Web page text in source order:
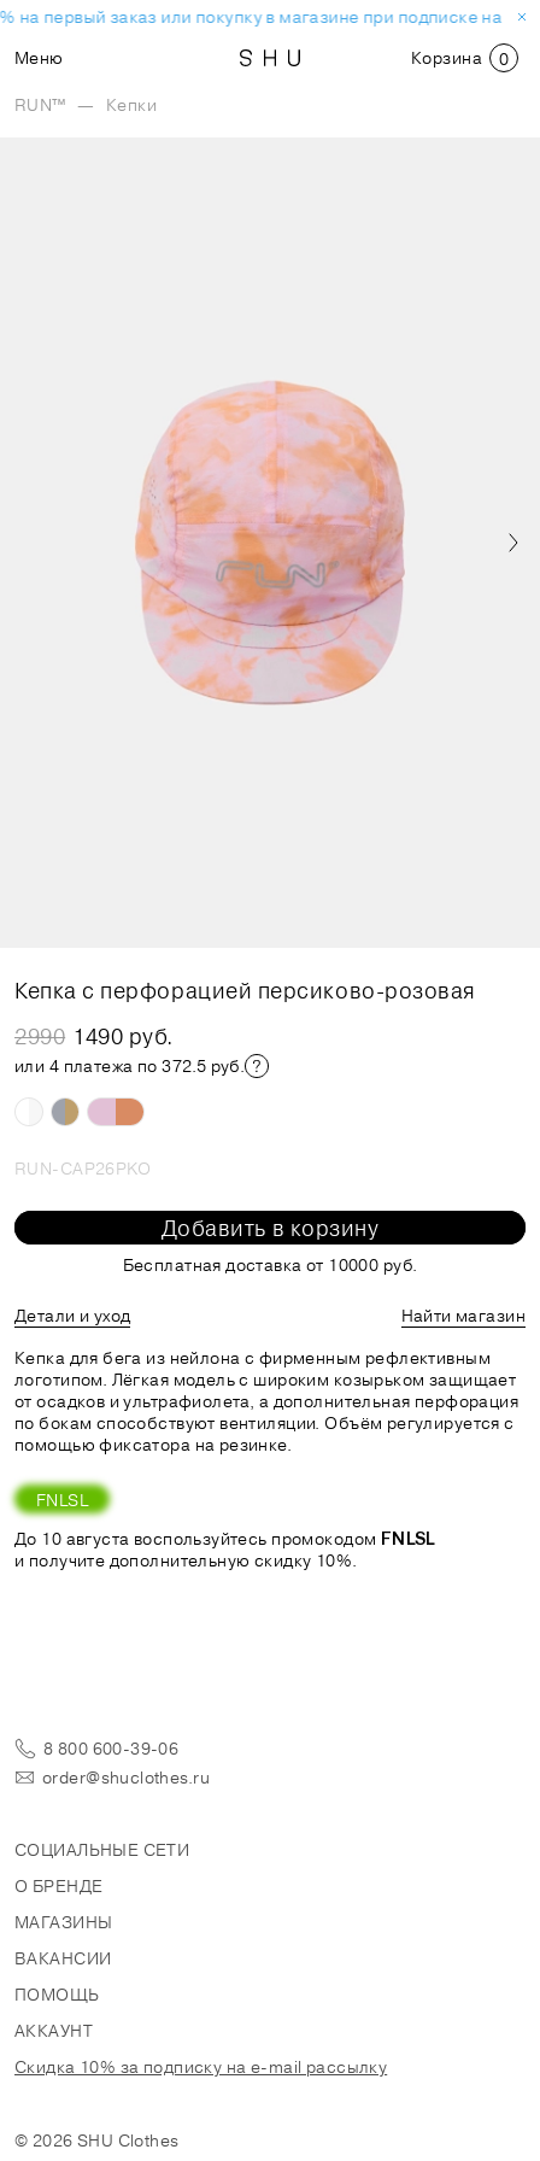
на первый заказ или покупку в магазине при подписке на
Меню
Корзина 0
RUN™ — Кепки
Кепка с перфорацией персиково-розовая
2990 1490 руб.
или 4 платежа по 372.5 руб.
RUN-CAP26PKO
Добавить в корзину
Бесплатная доставка от 10000 руб.
Детали и уход
Найти магазин
Кепка для бега из нейлона с фирменным рефлективным
логотипом. Лёгкая модель с широким козырьком защищает
от осадков и ультрафиолета, а дополнительная перфорация
по бокам способствуют вентиляции. Объём регулируется с
помощью фиксатора на резинке.
FNLSL
До 10 августа воспользуйтесь промокодом FNLSL
и получите дополнительную скидку 10%.
8 800 600-39-06
order@shuclothes.ru
СОЦИАЛЬНЫЕ СЕТИ
О БРЕНДЕ
МАГАЗИНЫ
ВАКАНСИИ
ПОМОЩЬ
АККАУНТ
Скидка 10% за подписку на e-mail рассылку
© 2026 SHU Clothes